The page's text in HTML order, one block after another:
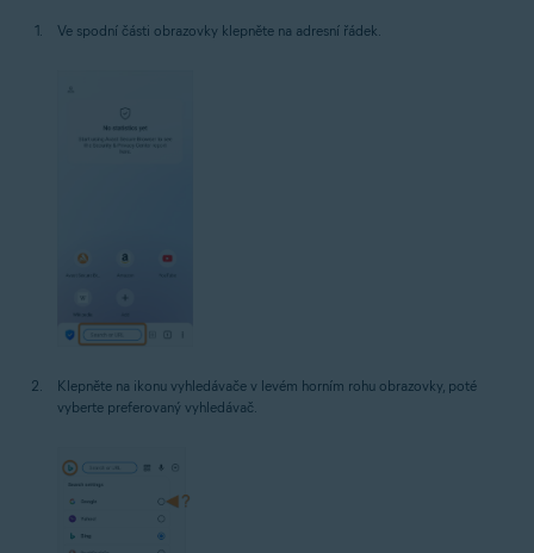
Ve spodní části obrazovky klepněte na adresní řádek.
Klepněte na ikonu vyhledávače v levém horním rohu obrazovky, poté
vyberte preferovaný vyhledávač.